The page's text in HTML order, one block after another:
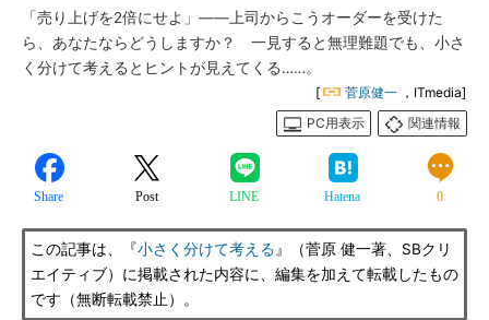
「売り上げを2倍にせよ」――上司からこうオーダーを受けた
ら、あなたならどうしますか？ 一見すると無理難題でも、小さ
く分けて考えるとヒントが見えてくる……。
[ 菅原健一 ，ITmedia]
PC用表示
関連情報
Share Post LINE Hatena 0
この記事は、『小さく分けて考える 』（菅原 健一著、SBクリ
エイティブ）に掲載された内容に、編集を加えて転載したもの
です（無断転載禁止）。